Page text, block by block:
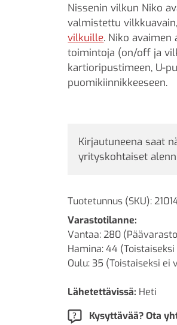
Nissenin vilkun Niko
valmistettu
vilkuille. Niko
toimintoja (on/off ja
kartioripustimeen, U-
puomikiinnikkeeseen.
Kirjautuneena saat
yrityskohtaiset
Tuotetunnus (SKU):
Varastotilanne:
Vantaa: 280
Hamina: 44
Oulu: 35 (Toistaiseksi ei
Lähetettävissä: Heti
Kysyttävää? Ota